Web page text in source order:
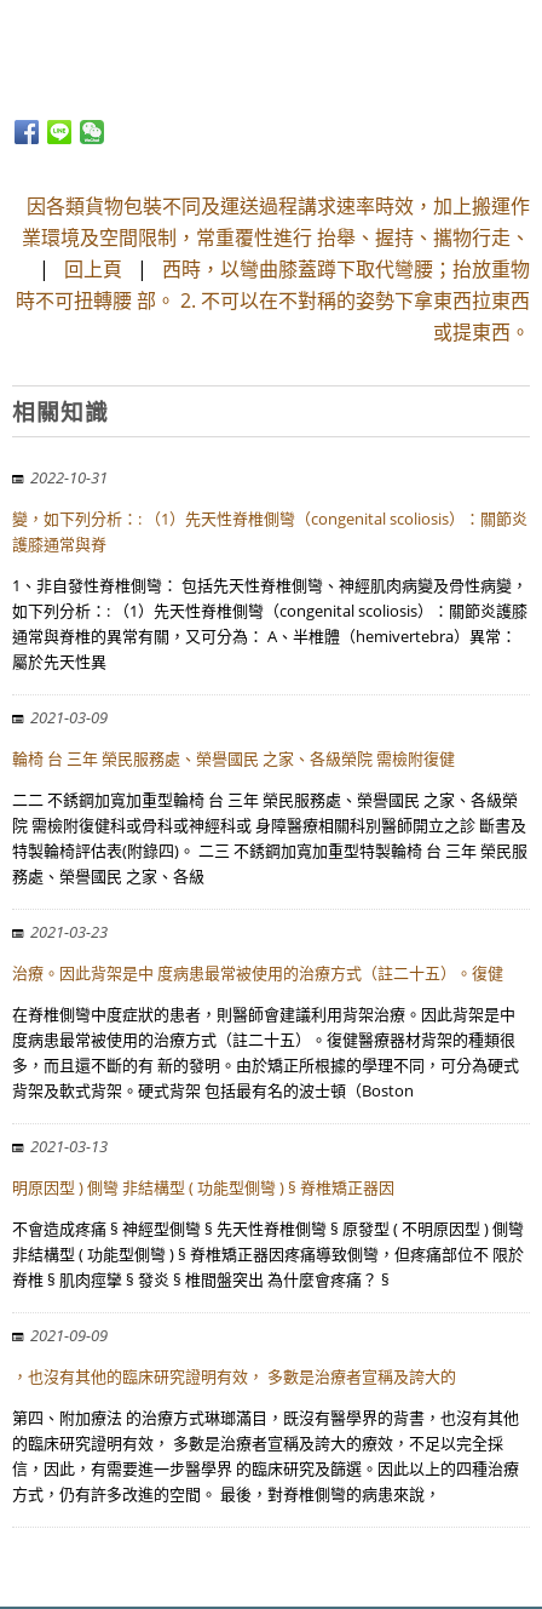
因各類貨物包裝不同及運送過程講求速率時效，加上搬運作
業環境及空間限制，常重覆性進行 抬舉、握持、攜物行走、
| 回上頁 | 西時，以彎曲膝蓋蹲下取代彎腰；抬放重物
時不可扭轉腰 部。 2. 不可以在不對稱的姿勢下拿東西拉東西
或提東西。
相關知識
2022-10-31
變，如下列分析：: （1）先天性脊椎側彎（congenital scoliosis）：關節炎
護膝通常與脊
1、非自發性脊椎側彎： 包括先天性脊椎側彎、神經肌肉病變及骨性病變，
如下列分析：: （1）先天性脊椎側彎（congenital scoliosis）：關節炎護膝
通常與脊椎的異常有關，又可分為： A、半椎體（hemivertebra）異常：
屬於先天性異
2021-03-09
輪椅 台 三年 榮民服務處、榮譽國民 之家、各級榮院 需檢附復健
二二 不銹鋼加寬加重型輪椅 台 三年 榮民服務處、榮譽國民 之家、各級榮
院 需檢附復健科或骨科或神經科或 身障醫療相關科別醫師開立之診 斷書及
特製輪椅評估表(附錄四)。 二三 不銹鋼加寬加重型特製輪椅 台 三年 榮民服
務處、榮譽國民 之家、各級
2021-03-23
治療。因此背架是中 度病患最常被使用的治療方式（註二十五）。復健
在脊椎側彎中度症狀的患者，則醫師會建議利用背架治療。因此背架是中
度病患最常被使用的治療方式（註二十五）。復健醫療器材背架的種類很
多，而且還不斷的有 新的發明。由於矯正所根據的學理不同，可分為硬式
背架及軟式背架。硬式背架 包括最有名的波士頓（Boston
2021-03-13
明原因型 ) 側彎 非結構型 ( 功能型側彎 ) § 脊椎矯正器因
不會造成疼痛 § 神經型側彎 § 先天性脊椎側彎 § 原發型 ( 不明原因型 ) 側彎
非結構型 ( 功能型側彎 ) § 脊椎矯正器因疼痛導致側彎，但疼痛部位不 限於
脊椎 § 肌肉痙攣 § 發炎 § 椎間盤突出 為什麼會疼痛？ §
2021-09-09
，也沒有其他的臨床研究證明有效， 多數是治療者宣稱及誇大的
第四、附加療法 的治療方式琳瑯滿目，既沒有醫學界的背書，也沒有其他
的臨床研究證明有效， 多數是治療者宣稱及誇大的療效，不足以完全採
信，因此，有需要進一步醫學界 的臨床研究及篩選。因此以上的四種治療
方式，仍有許多改進的空間。 最後，對脊椎側彎的病患來說，